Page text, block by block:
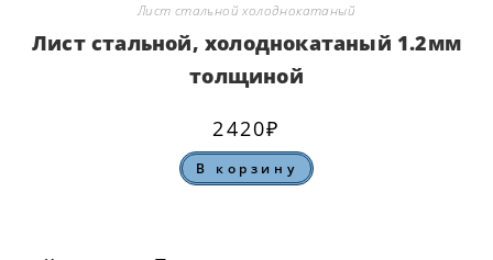
Лист стальной холоднокатаный
Лист стальной, холоднокатаный 1.2мм
толщиной
2420₽
В корзину